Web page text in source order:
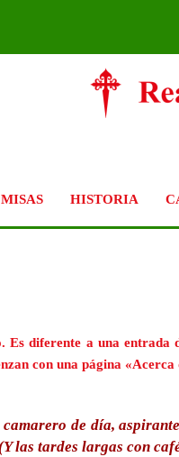
HISTORIA
Es diferente a una
con una página
camarero de día,
las tardes largas con